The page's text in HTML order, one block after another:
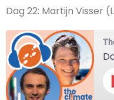
Dag 22: Martijn Visser